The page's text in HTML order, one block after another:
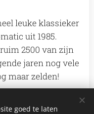
leuke klassieker
uit 1985.
2500 van zijn
jaren nog vele
maar zelden!
goed te laten